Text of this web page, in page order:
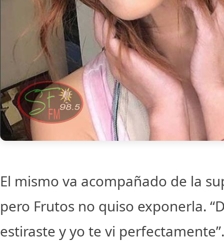
El mismo va acompañado de la
pero Frutos no quiso exponerla.
estiraste y yo te vi perfectamente”.